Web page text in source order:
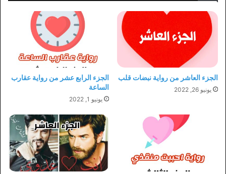
الجزء العاشر من رواية نبضات قلب
يونيو 26, 2022
الجزء الرابع عشر من رواية عقارب
الساعة
يونيو 1, 2022